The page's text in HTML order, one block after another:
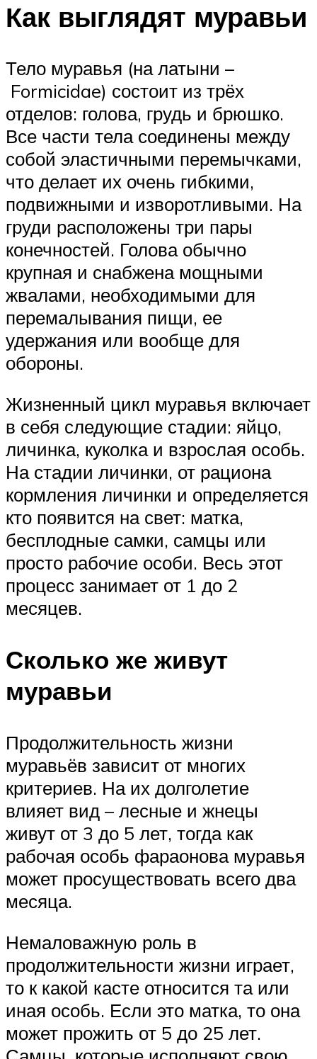
Как выглядят муравьи
Тело муравья (на латыни –
Formicidae) состоит из трёх
отделов: голова, грудь и брюшко.
Все части тела соединены между
собой эластичными перемычками,
что делает их очень гибкими,
подвижными и изворотливыми. На
груди расположены три пары
конечностей. Голова обычно
крупная и снабжена мощными
жвалами, необходимыми для
перемалывания пищи, ее
удержания или вообще для
обороны.
Жизненный цикл муравья включает
в себя следующие стадии: яйцо,
личинка, куколка и взрослая особь.
На стадии личинки, от рациона
кормления личинки и определяется
кто появится на свет: матка,
бесплодные самки, самцы или
просто рабочие особи. Весь этот
процесс занимает от 1 до 2
месяцев.
Сколько же живут
муравьи
Продолжительность жизни
муравьёв зависит от многих
критериев. На их долголетие
влияет вид – лесные и жнецы
живут от 3 до 5 лет, тогда как
рабочая особь фараонова муравья
может просуществовать всего два
месяца.
Немаловажную роль в
продолжительности жизни играет,
то к какой касте относится та или
иная особь. Если это матка, то она
может прожить от 5 до 25 лет.